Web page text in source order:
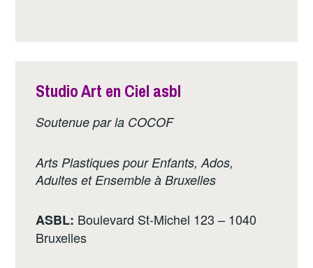
Studio Art en Ciel asbl
Soutenue par la COCOF
Arts Plastiques pour Enfants, Ados,
Adultes et Ensemble à Bruxelles
ASBL: Boulevard St-Michel 123 – 1040
Bruxelles